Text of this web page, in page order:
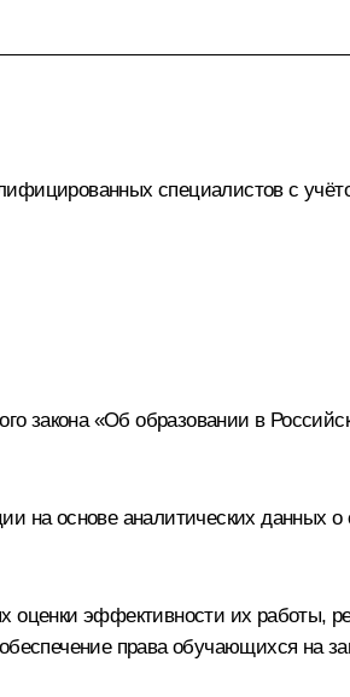
специалистов с
закона «Об образовании в
на основе аналитических данных о
оценки эффективности их работы,
права обучающихся на